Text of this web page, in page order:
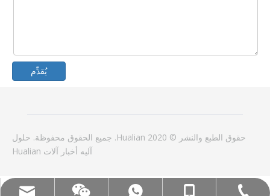
Tel:+86-577-88627766
WA: 0086 18858715170
WeChatالبريد الإلكتروني: hl@hualian.biz
يُقدِّم
حقوق الطبع والنشر © 2020 Hualian. جميع الحقوق محفوظة.
حلول
آليه أخبار آلات Hualian